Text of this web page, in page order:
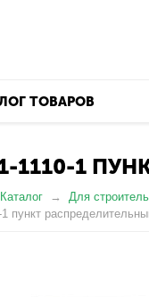
ТОВАРОВ
1110-1
Каталог Для
пункт